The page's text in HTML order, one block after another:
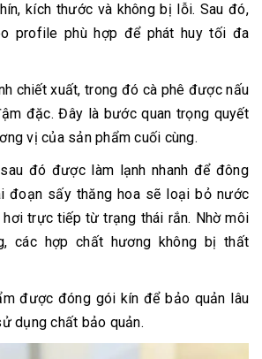
kích thước và không bị lỗi. Sau đó,
profile phù hợp để phát huy tối đa
chiết xuất, trong đó cà phê được nấu
đặc. Đây là bước quan trọng quyết
vị của sản phẩm cuối cùng.
đó được làm lạnh nhanh để đông
đoạn sấy thăng hoa sẽ loại bỏ nước
hơi trực tiếp từ trạng thái rắn. Nhờ môi
các hợp chất hương không bị thất
được đóng gói kín để bảo quản lâu
dụng chất bảo quản.